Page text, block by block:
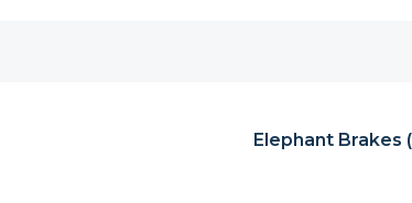
Elephant Brakes